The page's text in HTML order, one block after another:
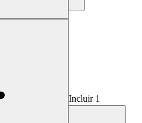
Incluir 1